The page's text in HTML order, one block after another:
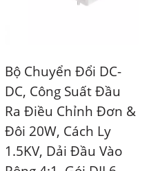
Bộ Chuyển Đổi DC-
DC, Công Suất Đầu
Ra Điều Chỉnh Đơn &
Đôi 20W, Cách Ly
1.5KV, Dải Đầu Vào